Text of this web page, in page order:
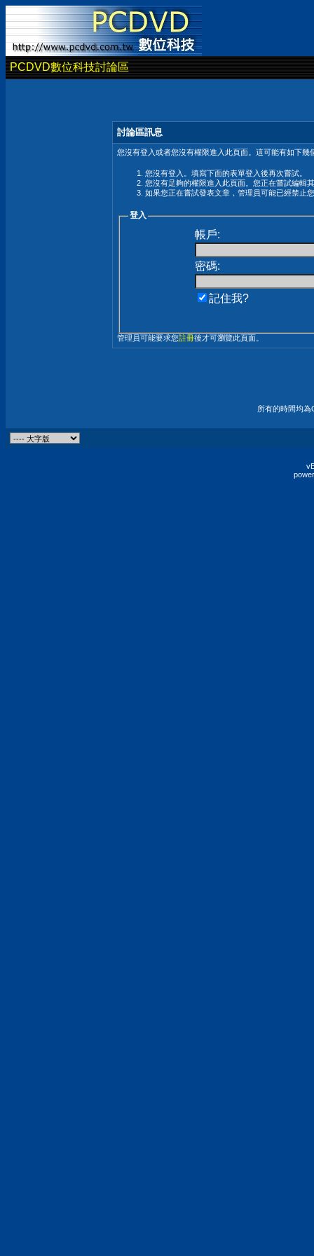
PCDVD數位科技討論區
討論區訊息
您沒有登入或者您沒有權限進入此頁面。這可能有如下幾
您沒有登入。填寫下面的表單登入後再次嘗試。
您沒有足夠的權限進入此頁面。您正在嘗試編輯
如果您正在嘗試發表文章，管理員可能已經禁止
登入
帳戶:
密碼:
記住我?
管理員可能要求您註冊後才可瀏覽此頁面。
所有的時間均為